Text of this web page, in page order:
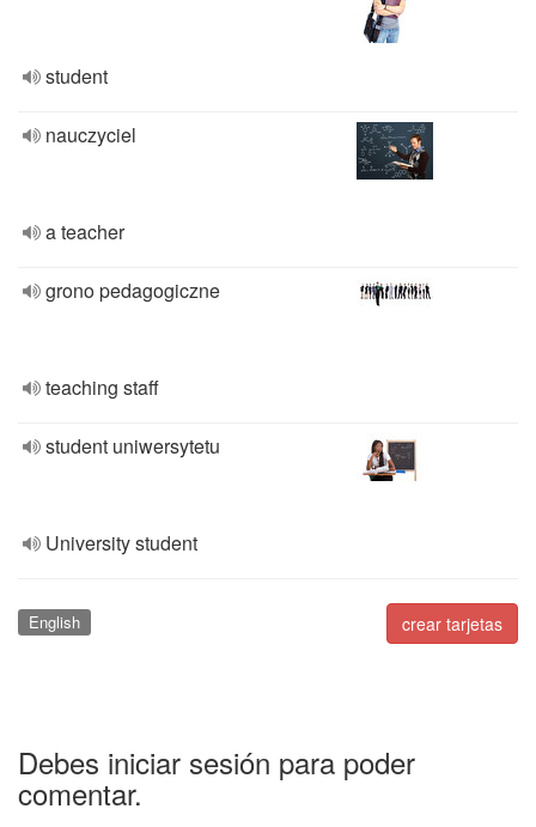
student
nauczyciel
a teacher
grono pedagogiczne
teaching staff
student uniwersytetu
University student
crear tarjetas
English
Debes iniciar sesión para poder
comentar.